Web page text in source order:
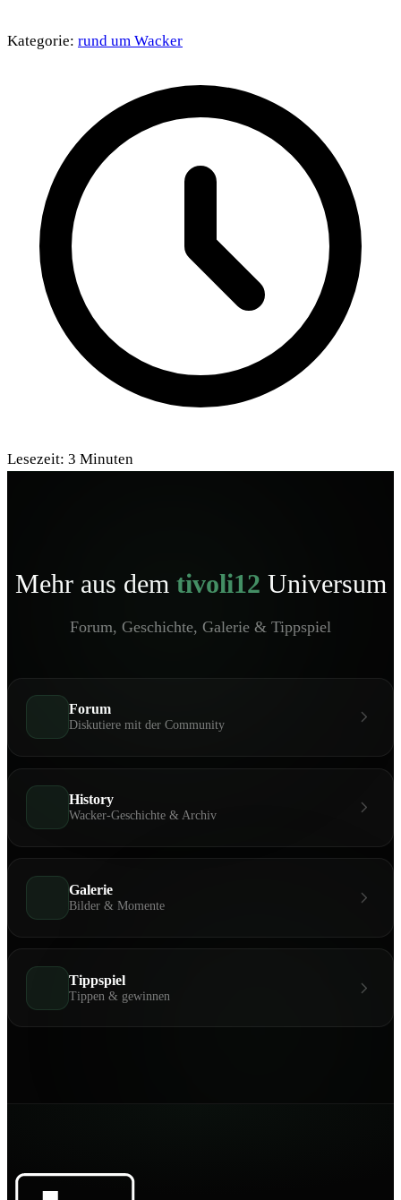
Kategorie: rund um Wacker
Lesezeit: 3 Minuten
Mehr aus dem tivoli12 Universum
Forum, Geschichte, Galerie & Tippspiel
Forum
Diskutiere mit der Community
History
Wacker-Geschichte & Archiv
Galerie
Bilder & Momente
Tippspiel
Tippen & gewinnen